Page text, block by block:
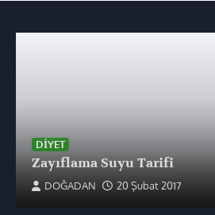
DIYET
Zayıflama Suyu Tarifi
DOĞADAN 20 Şubat 2017